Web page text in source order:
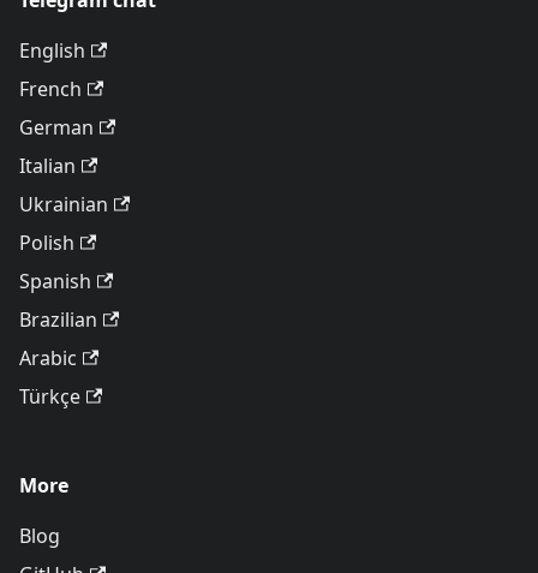
English
French
German
Italian
Ukrainian
Polish
Spanish
Brazilian
Arabic
Türkçe
More
Blog